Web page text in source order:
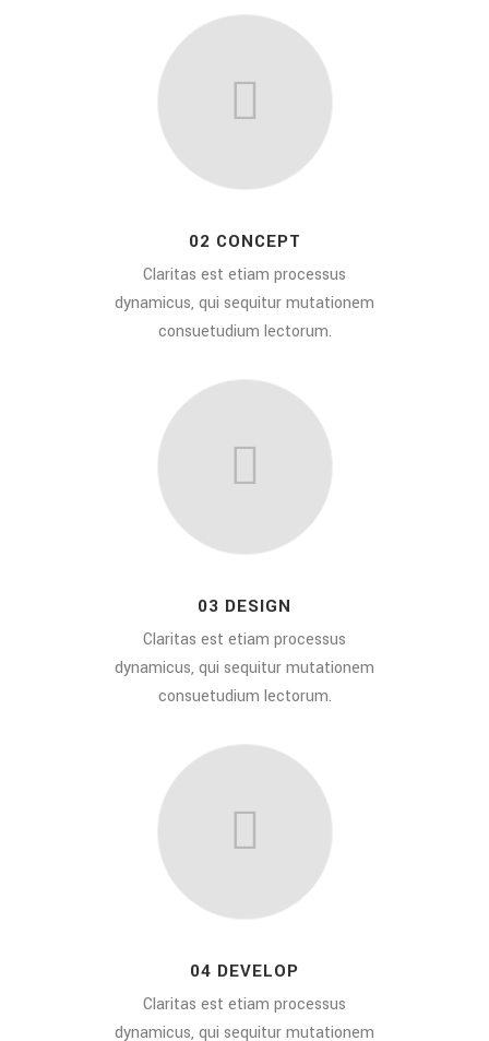
02 CONCEPT
Claritas est etiam processus
dynamicus, qui sequitur mutationem
consuetudium lectorum.
03 DESIGN
Claritas est etiam processus
dynamicus, qui sequitur mutationem
consuetudium lectorum.
04 DEVELOP
Claritas est etiam processus
dynamicus, qui sequitur mutationem